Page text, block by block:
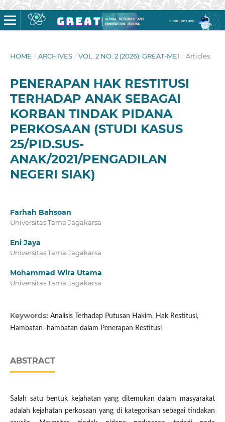
HOME / ARCHIVES / VOL. 2 NO. 2 (2026): GREAT-MEI / Articles
PENERAPAN HAK RESTITUSI
TERHADAP ANAK SEBAGAI
KORBAN TINDAK PIDANA
PERKOSAAN (STUDI KASUS
25/PID.SUS-
ANAK/2021/PENGADILAN
NEGERI SIAK)
Farhah Bahsoan
Universitas Tama Jagakarsa
Eni Jaya
Universitas Tama Jagakarsa
Mohammad Wira Utama
Universitas Tama Jagakarsa
Keywords: Analisis Terhadap Putusan Hakim, Hak Restitusi,
Hambatan–hambatan dalam Penerapan Restitusi
ABSTRACT
Salah satu bentuk kejahatan yang ditemukan dalam masyarakat
adalah kejahatan perkosaan yang di kategorikan sebagai tindakan